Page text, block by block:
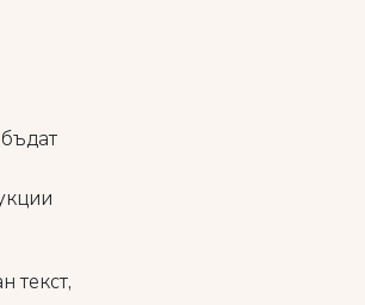
текст,